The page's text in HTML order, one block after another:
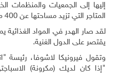
إليها إلى الجمعيات والمنظمات
المتاجر التي تزيد مساحتها عن 400 متر مربع.
لقد صار الهدر في المواد
يقتصر على الدول الغنية.
وتقول فيرونيكا لاشوفا، رئيسة
"إذا كان لديك (مكرونة)